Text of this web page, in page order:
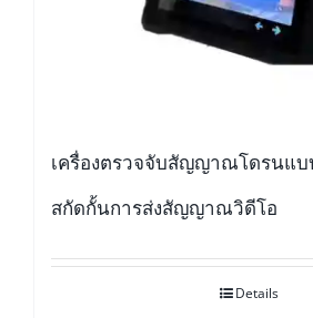
เครื่องตรวจจับสัญญาณโดรนแบ
สกัดกั้นการส่งสัญญาณวิดีโอ
Details